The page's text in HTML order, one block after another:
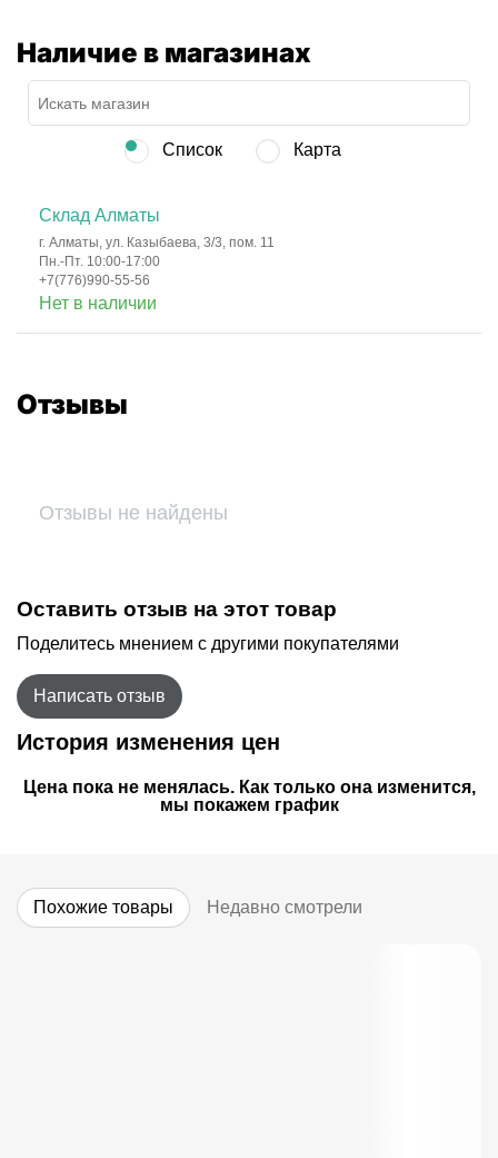
Наличие в магазинах
Список Карта
Склад Алматы
г. Алматы, ул. Казыбаева, 3/3, пом. 11
Пн.-Пт. 10:00-17:00
+7(776)990-55-56
Нет в наличии
Отзывы
Отзывы не найдены
Оставить отзыв на этот товар
Поделитесь мнением с другими покупателями
Написать отзыв
История изменения цен
Цена пока не менялась. Как только она изменится,
мы покажем график
Похожие товары Недавно смотрели